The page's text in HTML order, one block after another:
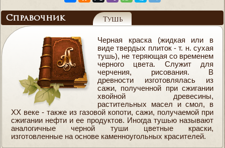
Справочник Тушь
Черная краска (жидкая или в
виде твердых плиток - т. н. сухая
тушь), не теряющая со временем
черного цвета. Служит для
черчения, рисования. В
древности изготовлялась из
сажи, полученной при сжигании
хвойной древесины,
растительных масел и смол, в
ХХ веке - также из газовой копоти, сажи, получаемой при
сжигании нефти и ее продуктов. Иногда тушью называют
аналогичные черной туши цветные краски,
изготовленные на основе каменноугольных красителей.